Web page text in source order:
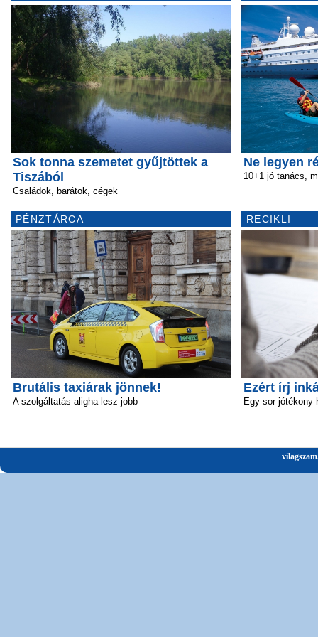
Sok tonna szemetet gyűjtöttek a
Tiszából
Családok, barátok, cégek
PÉNZTÁRCA
Brutális taxiárak jönnek!
A szolgáltatás aligha lesz jobb
Ne legyen
10+1 jó tanács,
RECIKLI
Ezért írj
Egy sor jótékony